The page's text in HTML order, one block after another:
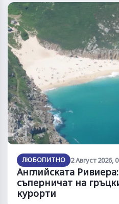
ЛЮБОПИТНО
Английската
съперничат на
курорти
2 Август 2026,